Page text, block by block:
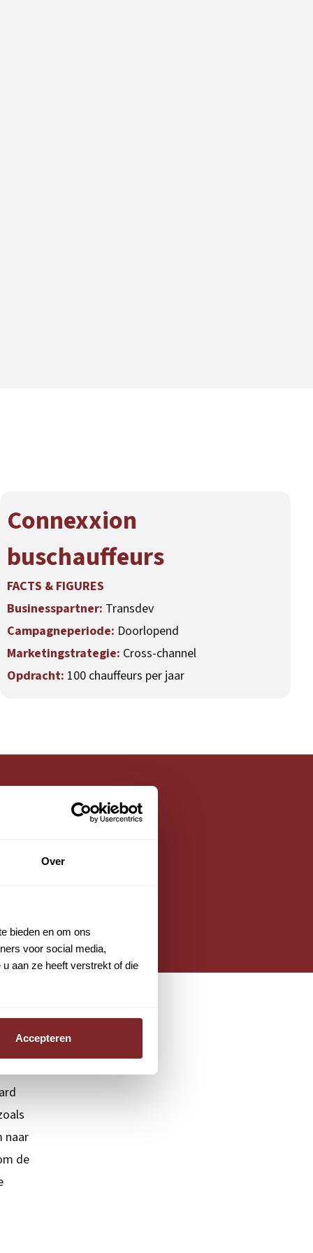
Over
bieden en om ons
voor social media,
aan ze heeft verstrekt of die
Accepteren
Connexxion
buschauffeurs
FACTS & FIGURES
Businesspartner: Transdev
Campagneperiode: Doorlopend
Marketingstrategie: Cross-channel
Opdracht: 100 chauffeurs per jaar
naar
de